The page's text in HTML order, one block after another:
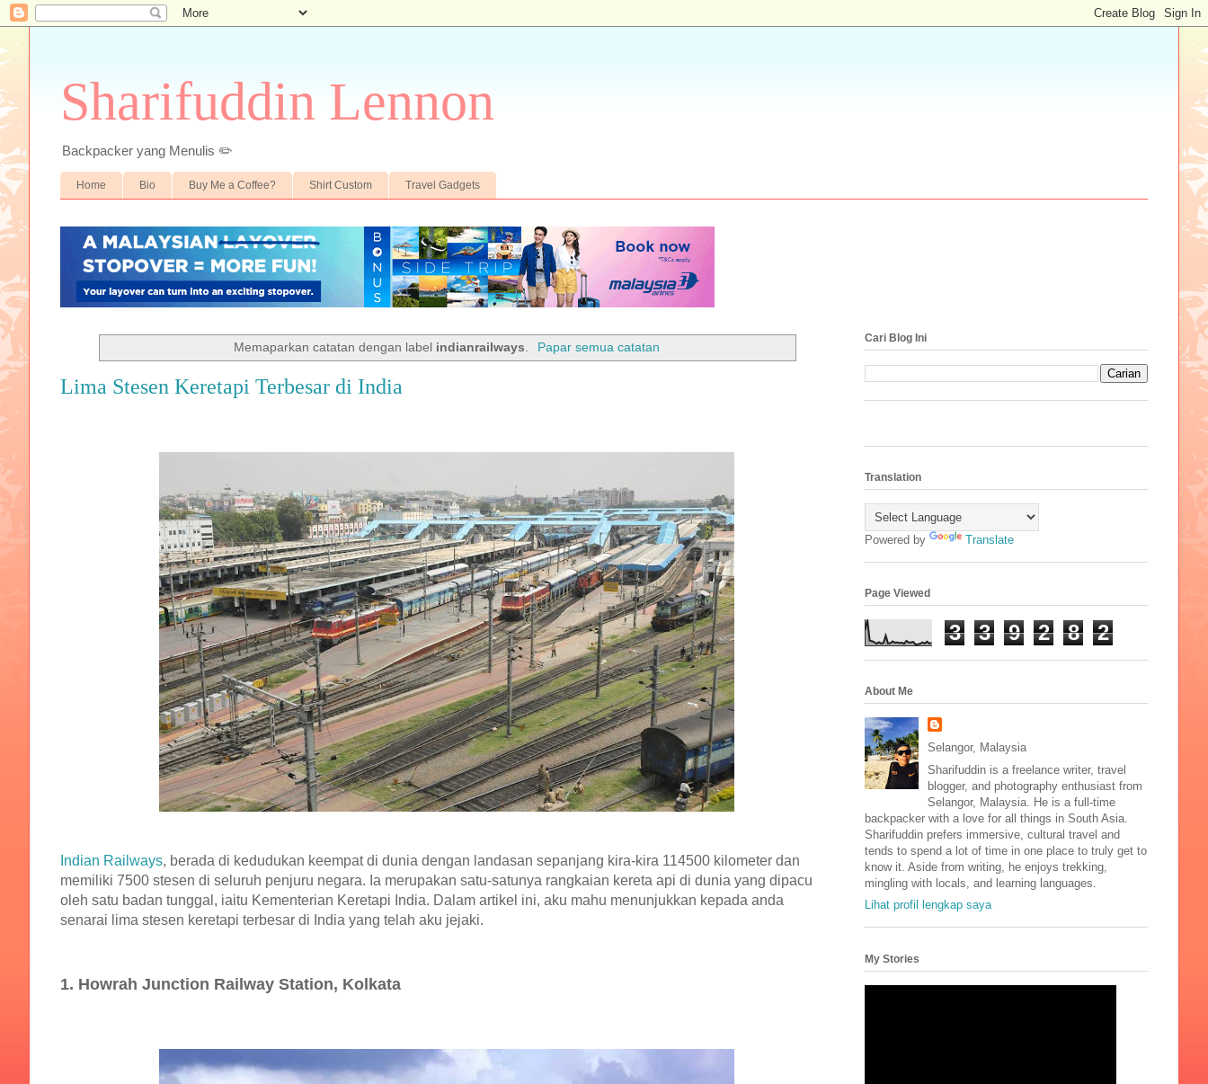
Sharifuddin Lennon
Backpacker yang Menulis ✏️
Home Bio Buy Me a Coffee? Shirt Custom Travel Gadgets
Memaparkan catatan dengan label indianrailways Papar semua catatan
Lima Stesen Keretapi Terbesar di India
Indian Railways, berada di kedudukan keempat di dunia dengan landasan sepanjang kira-kira 114500 kilometer dan
memiliki 7500 stesen di seluruh penjuru negara. Ia merupakan satu-satunya rangkaian kereta api di dunia yang dipacu
oleh satu badan tunggal, iaitu Kementerian Keretapi India. Dalam artikel ini, aku mahu menunjukkan kepada anda
senarai lima stesen keretapi terbesar di India yang telah aku jejaki.
1. Howrah Junction Railway Station, Kolkata
Cari Blog Ini
Translation
Powered by Translate
Page Viewed
3 3 9 2 8 2
About Me
Selangor, Malaysia
Sharifuddin is a freelance writer, travel
blogger, and photography enthusiast from
Selangor, Malaysia. He is a full-time
backpacker with a love for all things in South Asia.
Sharifuddin prefers immersive, cultural travel and
tends to spend a lot of time in one place to truly get to
know it. Aside from writing, he enjoys trekking,
mingling with locals, and learning languages.
Lihat profil lengkap saya
My Stories